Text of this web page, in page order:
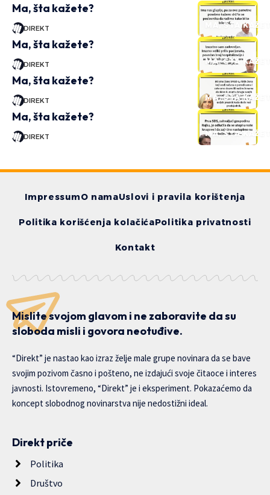
MA, ŠTA
Ma, šta kažete?
DIREKT
MA, ŠTA
Ma, šta kažete?
DIREKT
MA, ŠTA
Ma, šta kažete?
DIREKT
MA, ŠTA
Ma, šta kažete?
DIREKT
ImpressumO namaUslovi i pravila korištenja
Politika korišćenja kolačićaPolitika privatnosti
Kontakt
Mislite svojom glavom i ne zaboravite da su
sloboda misli i govora neotuđive.
“Direkt” je nastao kao izraz želje male grupe novinara da se bave
svojim pozivom časno i pošteno, ne izdajući svoje čitaoce i interes
javnosti. Istovremeno, “Direkt” je i eksperiment. Pokazaćemo da
koncept slobodnog novinarstva nije nedostižni ideal.
Direkt priče
Politika
Društvo